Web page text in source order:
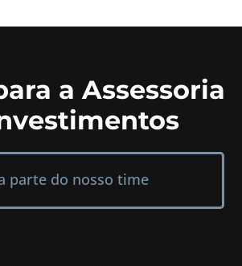
a Assessoria
parte do nosso time